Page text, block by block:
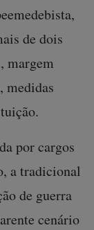
de dois
margem
medidas
por cargos
a tradicional
de guerra
cenário